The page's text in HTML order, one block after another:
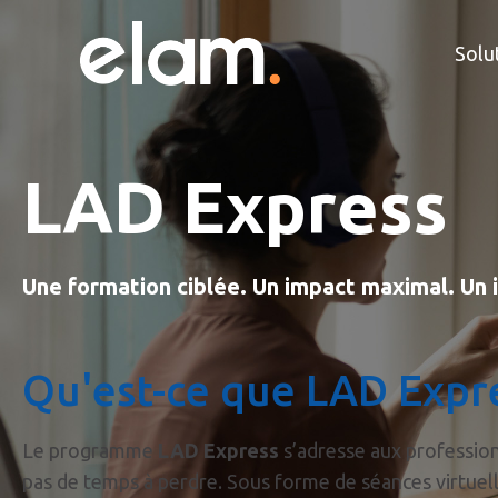
LAD Express
Une formation ciblée. Un impact maximal.
Qu'est-ce que LAD
Le programme LAD Express s’adresse aux
pas de temps à perdre. Sous forme de séances